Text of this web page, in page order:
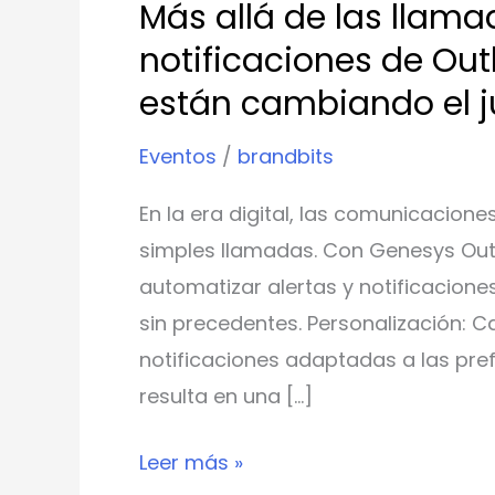
Más allá de las
notificaciones de
están cambiando el
Eventos / brandbits
En la era digital, las
simples llamadas. Con Genesys
automatizar alertas y
sin precedentes. Personalización:
notificaciones adaptadas a las
resulta en una […]
cambiando
el
juego
Leer más »